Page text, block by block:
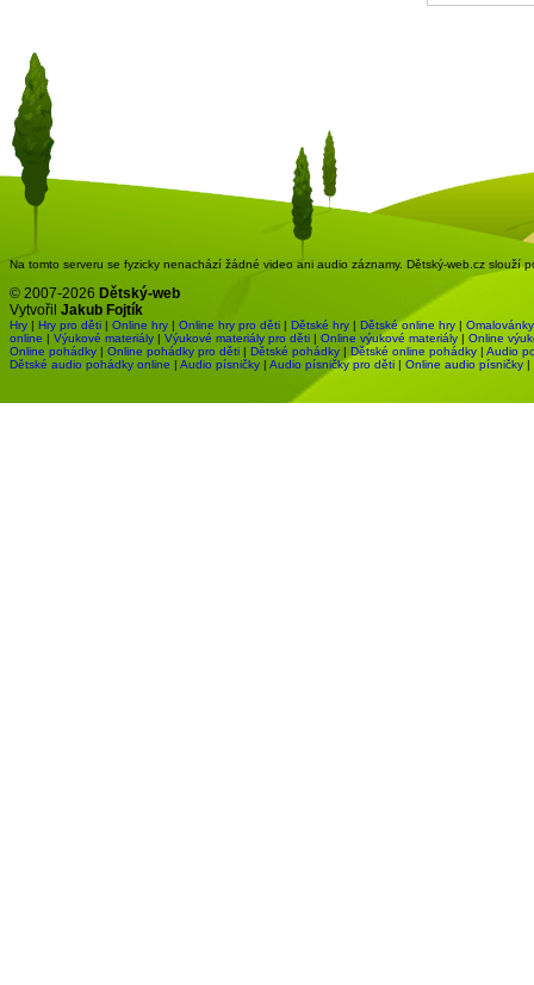
Na tomto serveru se fyzicky nenachází žádné video ani audio záznamy. Dětský-web.cz slouží
© 2007-2026 Dětský-web
Vytvořil Jakub Fojtík
Hry | Hry pro děti | Online hry | Online hry pro děti | Dětské hry | Dětské online hry | Omalovánky
online | Výukové materiály | Výukové materiály pro děti | Online výukové materiály | Online
Online pohádky | Online pohádky pro děti | Dětské pohádky | Dětské online pohádky | Audio
Dětské audio pohádky online | Audio písničky | Audio písničky pro děti | Online audio písničky |